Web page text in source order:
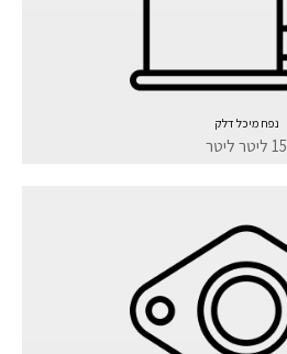
נפח מיכל דלק
15 ליטר ליטר